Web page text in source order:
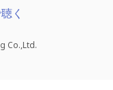
く
Co.,Ltd.